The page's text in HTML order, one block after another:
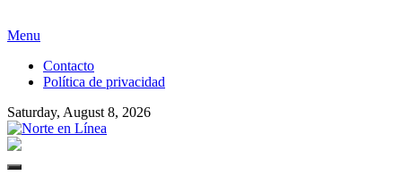
Skip
content
Menu
Contacto
Política de privacidad
Saturday, August 8, 2026
Primary